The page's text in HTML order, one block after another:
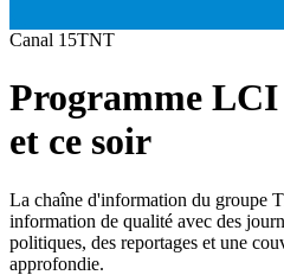
Canal 15TNT
Programme LCI
et ce soir
La chaîne d'information du groupe
information de qualité avec des
politiques, des reportages et une
approfondie.